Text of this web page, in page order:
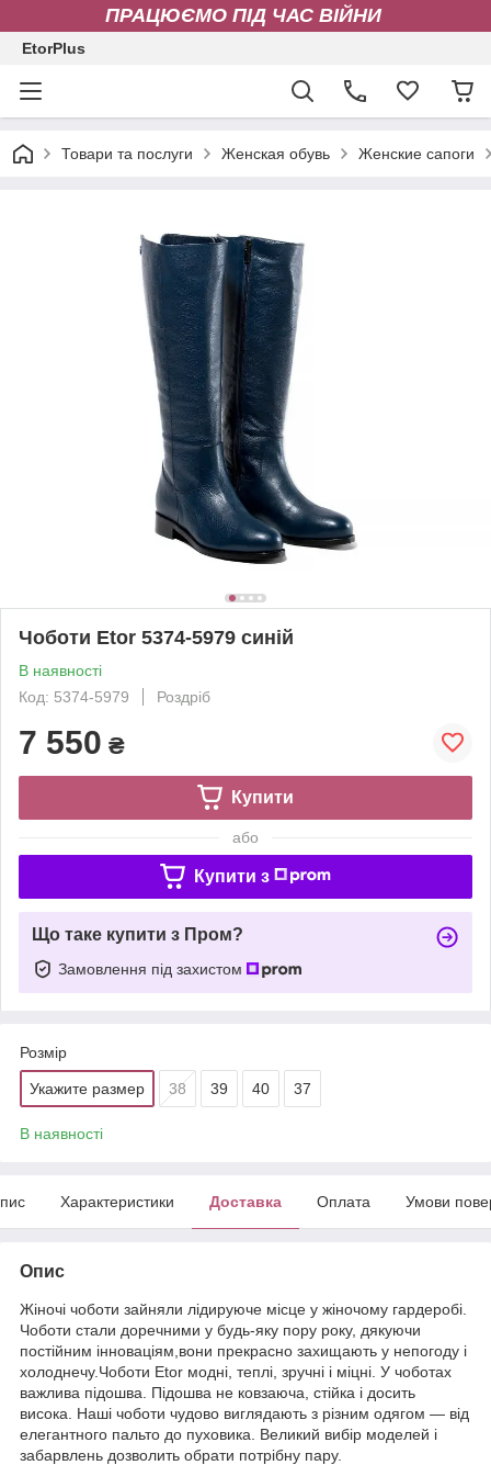
ПРАЦЮЄМО ПІД ЧАС ВІЙНИ
EtorPlus
Товари та послуги Женская обувь Женские сапоги
Чоботи Etor 5374-5979 синій
В наявності
Код: 5374-5979
Роздріб
7 550 ₴
Купити
або
Купити з
Що таке купити з Пром?
Замовлення під захистом
Розмір
Укажите размер 38 39 40 37
В наявності
Характеристики Доставка Оплата Умови
Опис
Жіночі чоботи зайняли лідируюче місце у жіночому гардеробі.
Чоботи стали доречними у будь-яку пору року, дякуючи
постійним інноваціям,вони прекрасно захищають у непогоду і
холоднечу.Чоботи Etor модні, теплі, зручні і міцні. У чоботах
важлива підошва. Підошва не ковзаюча, стійка і досить
висока. Наші чоботи чудово виглядають з різним одягом — від
елегантного пальто до пуховика. Великий вибір моделей і
забарвлень дозволить обрати потрібну пару.